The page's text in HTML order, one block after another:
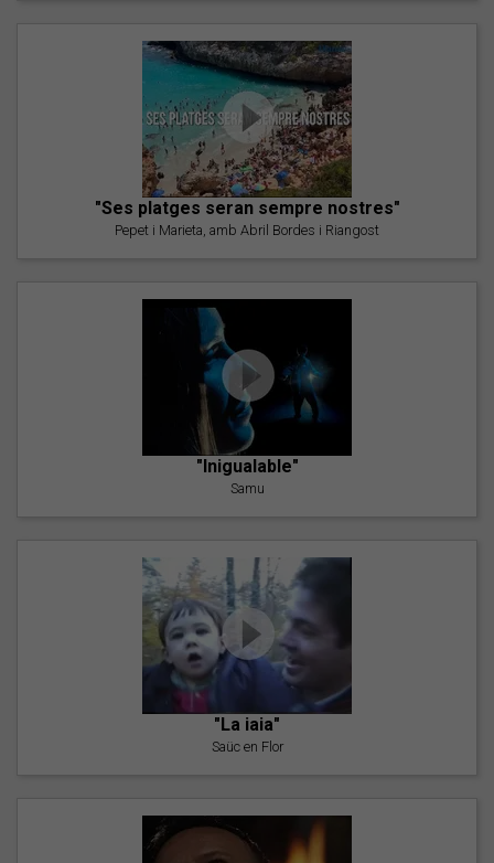
"Ses platges seran sempre nostres"
Pepet i Marieta, amb Abril Bordes i Riangost
"Inigualable"
Samu
"La iaia"
Saüc en Flor